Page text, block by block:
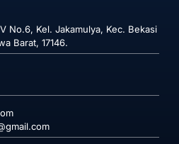
No.6, Kel. Jakamulya, Kec. Bekasi
Barat, 17146.